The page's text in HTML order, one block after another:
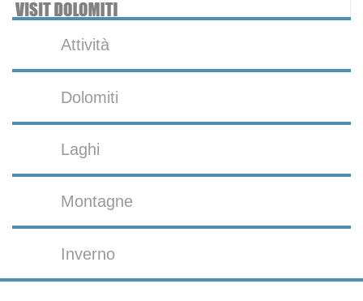
Attività
Dolomiti
Laghi
Montagne
Inverno